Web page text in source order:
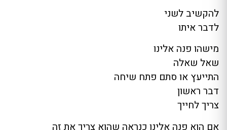
להקשיב לשני
לדבר איתו
מישהו פנה אלינו
שאל שאלה
התייעץ או סתם פתח שיחה
דבר ראשון
צריך לחייך
אם הוא פנה אלינו כנראה שהוא צריך את זה